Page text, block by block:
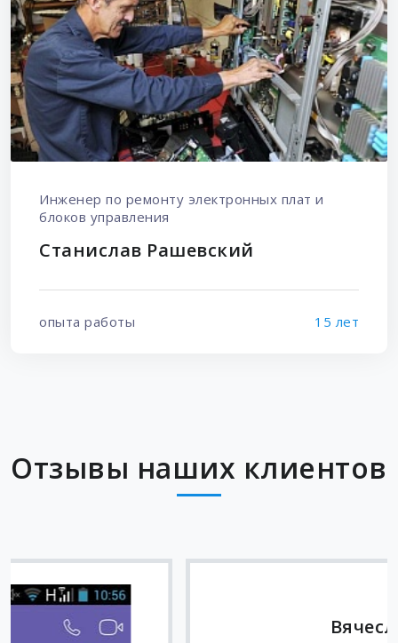
Инженер по ремонту электронных плат и
блоков управления
Станислав Рашевский
опыта работы 15 лет
Отзывы наших клиентов